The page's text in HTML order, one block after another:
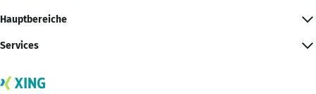
Hauptbereiche
Services